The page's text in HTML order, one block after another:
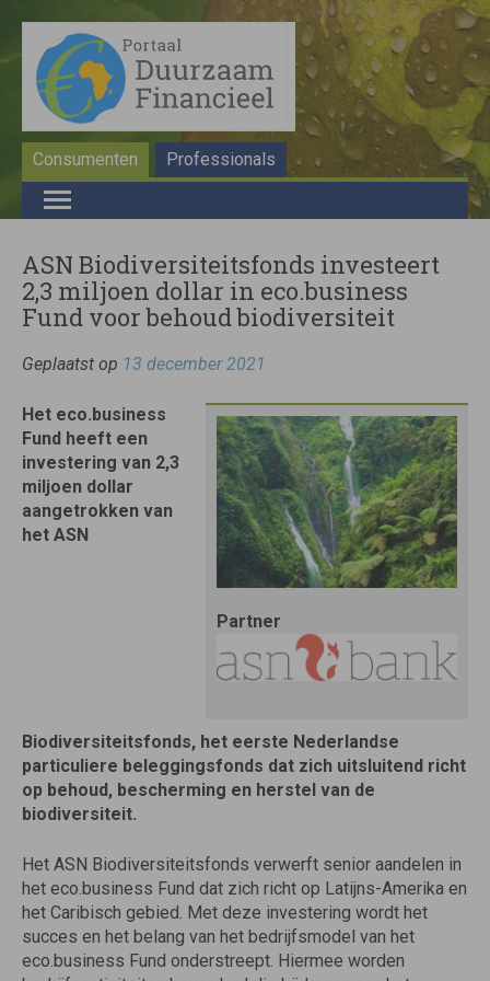
Consumenten Professionals
ASN Biodiversiteitsfonds investeert
2,3 miljoen dollar in eco.business
Fund voor behoud biodiversiteit
Geplaatst op 13 december 2021
Partner
Het eco.business
Fund heeft een
investering van 2,3
miljoen dollar
aangetrokken van
het ASN
Biodiversiteitsfonds, het eerste Nederlandse
particuliere beleggingsfonds dat zich uitsluitend richt
op behoud, bescherming en herstel van de
biodiversiteit.
Het ASN Biodiversiteitsfonds verwerft senior aandelen in
het eco.business Fund dat zich richt op Latijns-Amerika en
het Caribisch gebied. Met deze investering wordt het
succes en het belang van het bedrijfsmodel van het
eco.business Fund onderstreept. Hiermee worden